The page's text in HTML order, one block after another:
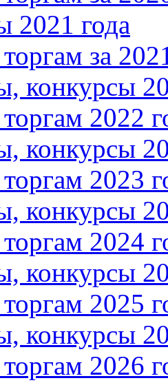
2021 года
за
конкурсы
2022
конкурсы
2023
конкурсы
2024
конкурсы
2025
конкурсы
2026